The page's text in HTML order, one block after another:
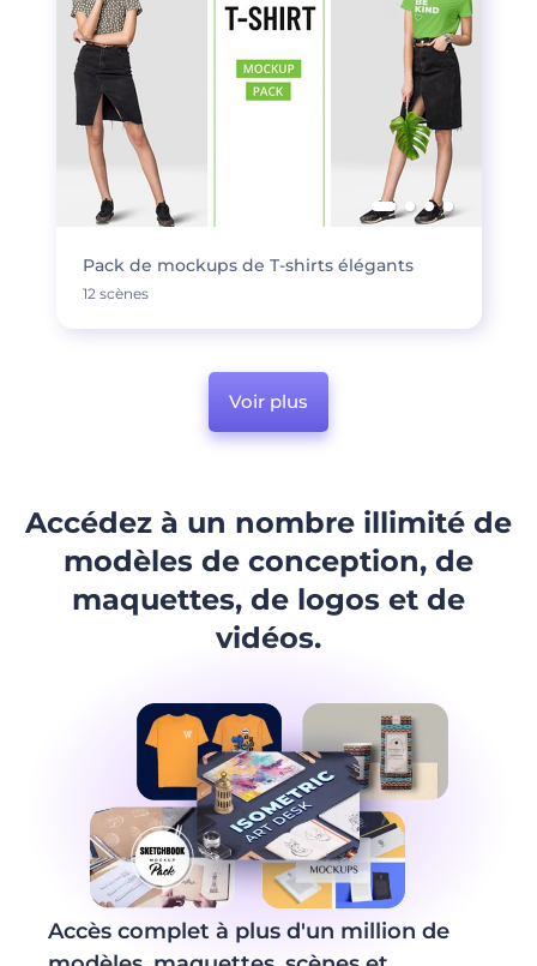
Pack de mockups de T-shirts élégants
12 scènes
Voir plus
Accédez à un nombre illimité de
modèles de conception, de
maquettes, de logos et de
vidéos.
Accès complet à plus d'un million de